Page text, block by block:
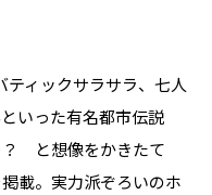
ィックサラサラ、七人
いった有名都市伝説
と想像をかきたて
載。実力派ぞろいのホ